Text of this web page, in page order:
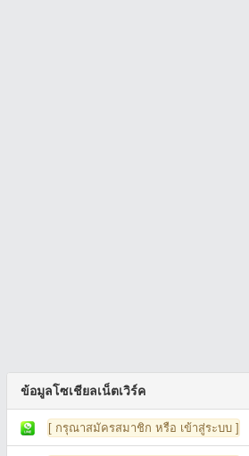
ข้อมูลโซเชียลเน็ตเวิร์ค
[ กรุณาสมัครสมาชิก หรือ เข้าสู่ระบบ ]